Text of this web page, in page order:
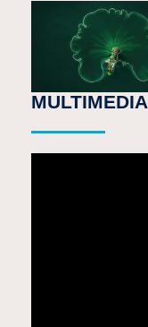
MULTIMEDIA